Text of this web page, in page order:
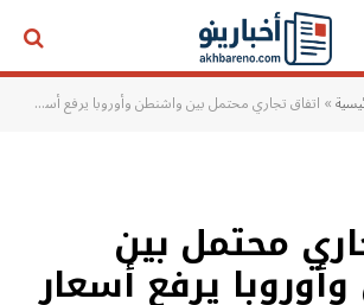
» اتفاق تجاري محتمل بين واشنطن وأوروبا يرفع أسعار النفط
محتمل بين
يرفع أسعار